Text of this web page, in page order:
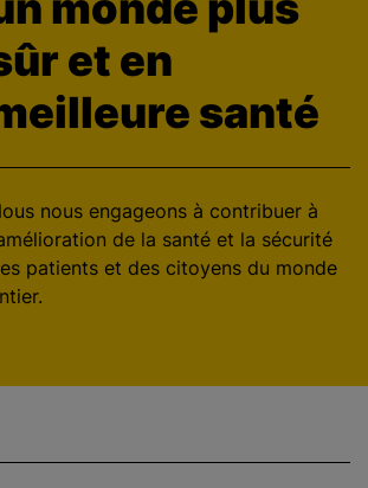
et en
santé
nous engageons à contribuer à
de la santé et la sécurité
patients et des citoyens du monde